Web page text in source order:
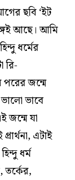
ছবি ‘ইট
আছে। আমি
ধর্মের
রি-
পরের জন্মে
ভাবে
জন্মে যা
এটাই
ধর্ম